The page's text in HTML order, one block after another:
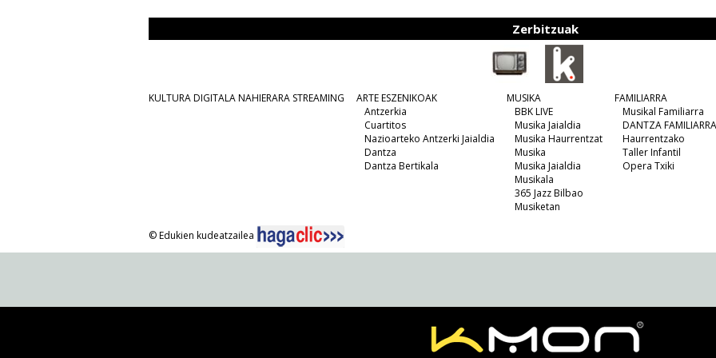
Zerbitzuak
KULTURA DIGITALA NAHIERARA STREAMING
ARTE ESZENIKOAK
Antzerkia
Cuartitos
Nazioarteko Antzerki Jaialdia
Dantza
Dantza Bertikala
MUSIKA
BBK LIVE
Musika Jaialdia
Musika Haurrentzat
Musika
Musika Jaialdia
Musikala
365 Jazz Bilbao
Musiketan
FAMILIARRA
Musikal Familiarra
DANTZA FAMILIARRA
Haurrentzako
Taller Infantil
Opera Txiki
© Edukien kudeatzailea